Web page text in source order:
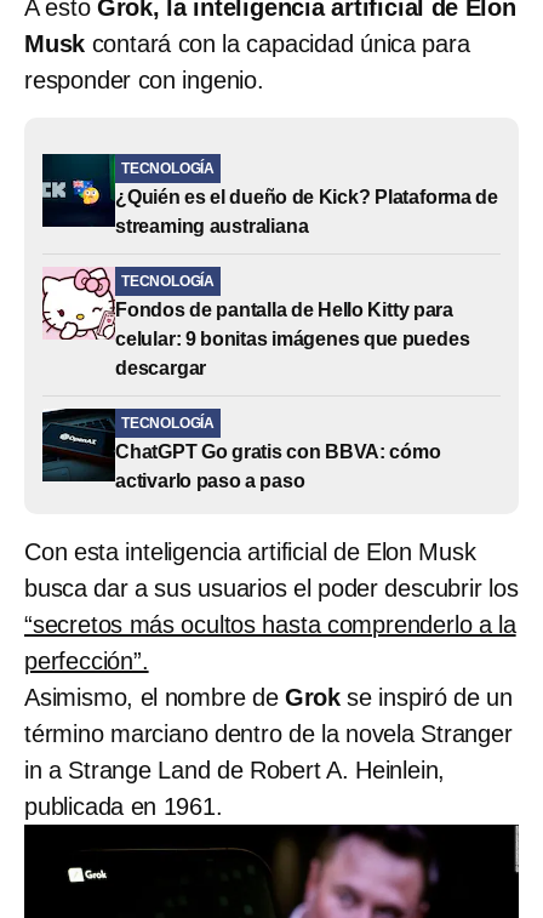
A estoGrok, la inteligencia artificial de Elon
Musk contará con la capacidad única para
responder con ingenio.
TECNOLOGÍA
¿Quién es el dueño de Kick? Plataforma de
streaming australiana
TECNOLOGÍA
Fondos de pantalla de Hello Kitty para
celular: 9 bonitas imágenes que puedes
descargar
TECNOLOGÍA
ChatGPT Go gratis con BBVA: cómo
activarlo paso a paso
Con esta inteligencia artificial de Elon Musk
busca dar a sus usuarios el poder descubrir los
“secretos más ocultos hasta comprenderlo a la
perfección”.
Asimismo, el nombre deGrokse inspiró de un
término marciano dentro de la novela Stranger
in a Strange Land de Robert A. Heinlein,
publicada en 1961.